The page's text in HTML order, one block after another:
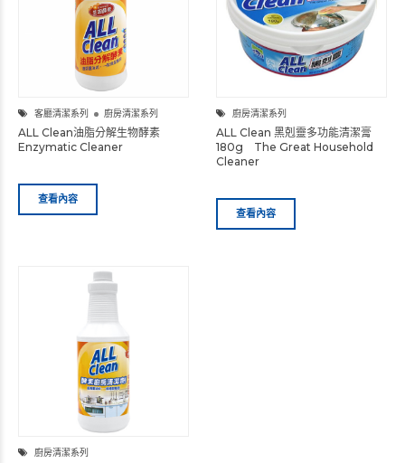
客廳清潔系列 廚房清潔系列
ALL Clean油脂分解生物酵素
Enzymatic Cleaner
查看內容
廚房清潔系列
ALL Clean 黑剋靈多功能清潔膏
180g The Great Household
Cleaner
查看內容
廚房清潔系列